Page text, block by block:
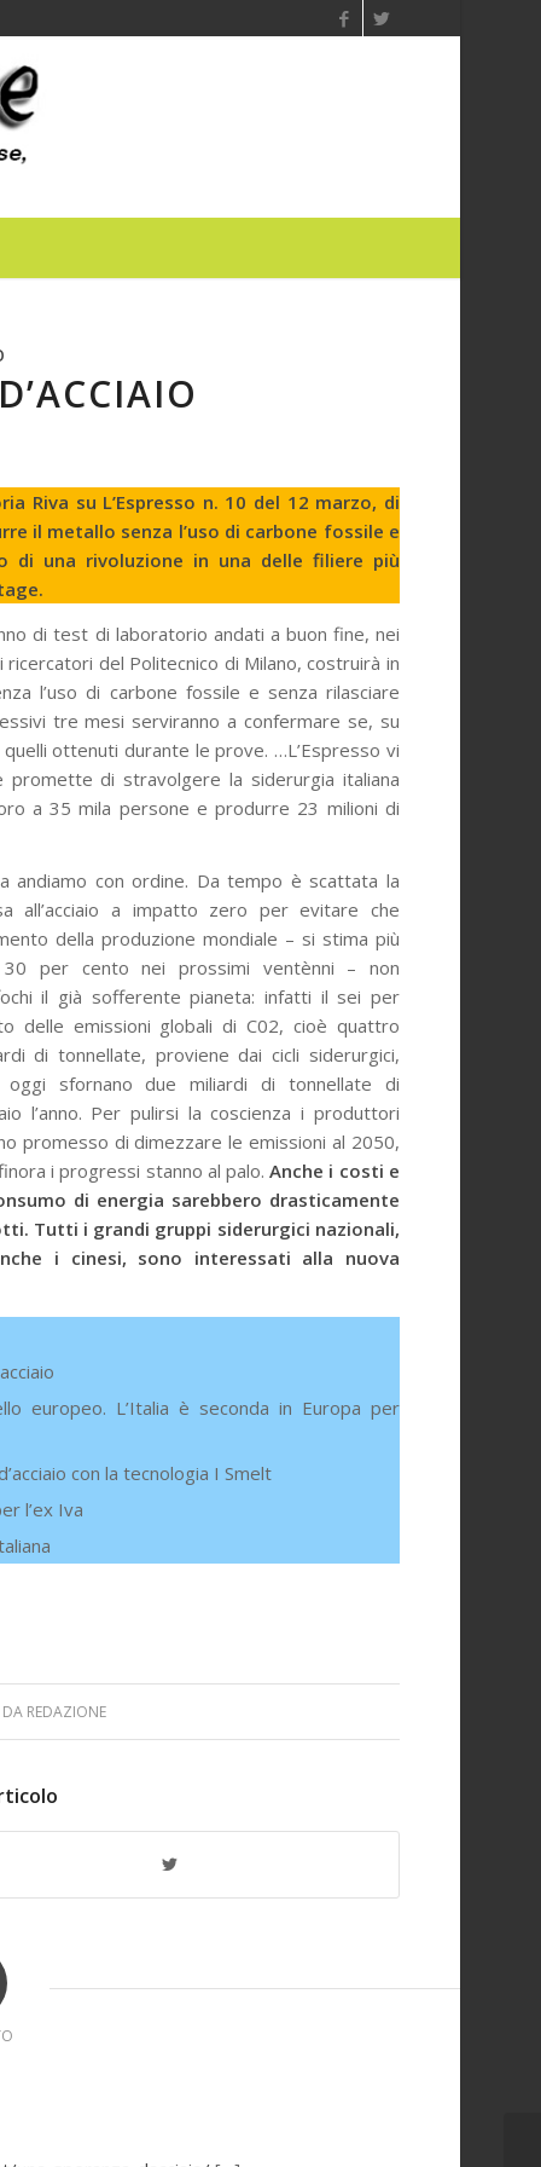
Riva su L’Espresso n. 10 del 12 marzo, di
il metallo senza l’uso di carbone fossile e
di una rivoluzione in una delle filiere più
di test di laboratorio andati a buon fine, nei
del Politecnico di Milano, costruirà in
l’uso di car­bone fossile e senza rilasciare
tre mesi serviranno a confermare se, su
ottenuti durante le prove. …L’Espresso vi
promette di stravolgere la siderurgia italia­na
a 35 mila persone e produrre 23 milioni di
andiamo con ordine. Da tempo è scattata la
all’acciaio a impatto zero per evitare che
della produzio­ne mondiale – si stima più
per cen­to nei prossimi ventènni – non
il già sofferente pianeta: infatti il sei per
delle emissioni globali di C02, cioè quat­tro
di tonnellate, proviene dai cicli siderurgici,
oggi sfornano due miliar­di di tonnellate di
l’anno. Per pu­lirsi la coscienza i produttori
pro­messo di dimezzare le emissioni al 2050,
i progressi stanno al palo.Anche i costi e
di energia sarebbero drasticamente
Tutti i grandi gruppi siderurgici nazionali,
i cinesi, sono interessati alla nuova
europeo. L’Italia è seconda in Europa per
con la tecnologia I Smelt
l’ex Iva
DA REDAZIONE